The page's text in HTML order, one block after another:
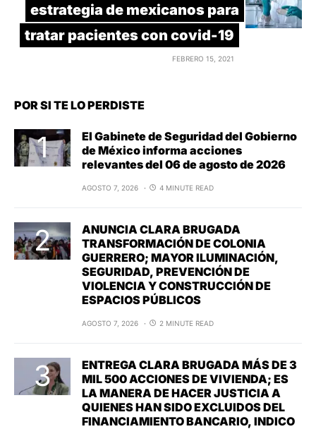
estrategia de mexicanos para
tratar pacientes con covid-19
FEBRERO 15, 2021
POR SI TE LO PERDISTE
El Gabinete de Seguridad del Gobierno
de México informa acciones
relevantes del 06 de agosto de 2026
AGOSTO 7, 2026 4 MINUTE READ
ANUNCIA CLARA BRUGADA
TRANSFORMACIÓN DE COLONIA
GUERRERO; MAYOR ILUMINACIÓN,
SEGURIDAD, PREVENCIÓN DE
VIOLENCIA Y CONSTRUCCIÓN DE
ESPACIOS PÚBLICOS
AGOSTO 7, 2026 2 MINUTE READ
ENTREGA CLARA BRUGADA MÁS DE 3
MIL 500 ACCIONES DE VIVIENDA; ES
LA MANERA DE HACER JUSTICIA A
QUIENES HAN SIDO EXCLUIDOS DEL
FINANCIAMIENTO BANCARIO, INDICO